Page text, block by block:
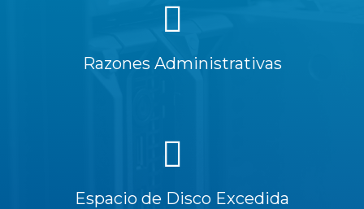
Razones Administrativas
Espacio de Disco Excedida